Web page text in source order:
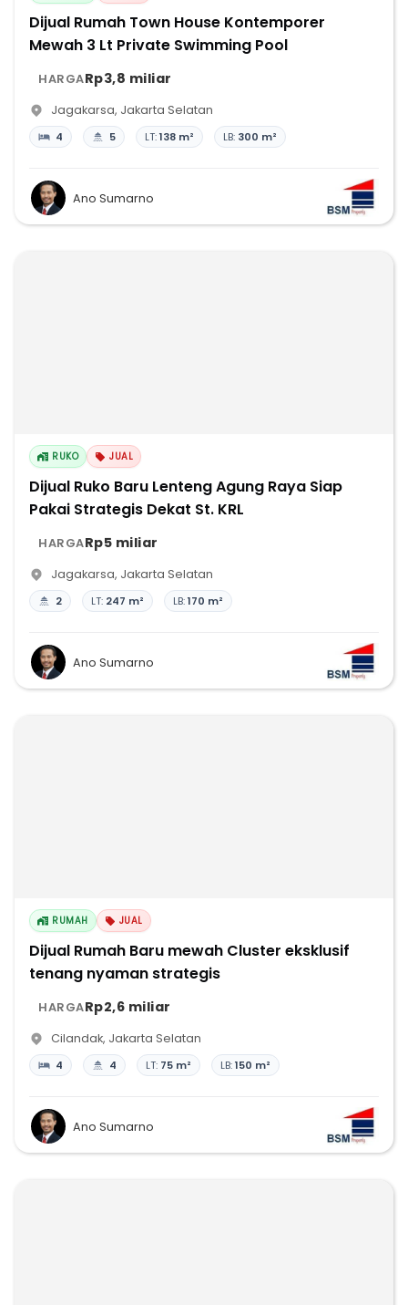
Dijual Rumah Town House Kontemporer
Mewah 3 Lt Private Swimming Pool
HARGARp3,8 miliar
Jagakarsa, Jakarta Selatan
4 5 LT:138 m² LB: 300 m²
Ano Sumarno
RUKO JUAL
Dijual Ruko Baru Lenteng Agung Raya Siap
Pakai Strategis Dekat St. KRL
HARGARp5 miliar
Jagakarsa, Jakarta Selatan
2 LT: 247 m² LB:170 m²
Ano Sumarno
RUMAH JUAL
Dijual Rumah Baru mewah Cluster eksklusif
tenang nyaman strategis
HARGARp2,6 miliar
Cilandak, Jakarta Selatan
4 4 LT: 75 m² LB:150 m²
Ano Sumarno